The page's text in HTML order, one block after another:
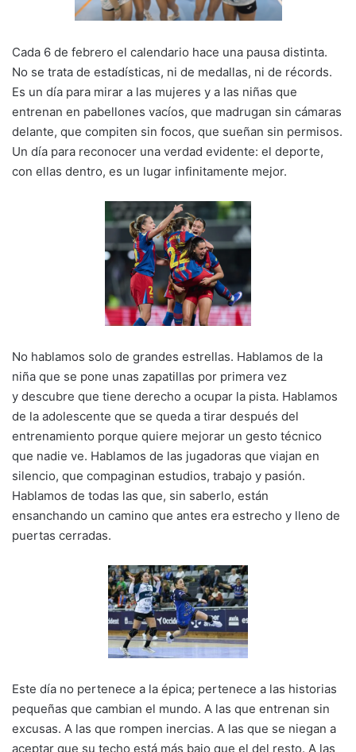
k
Cada 6 de febrero el calendario hace una pausa distinta.
No se trata de estadísticas, ni de medallas, ni de récords.
Es un día para mirar a las mujeres y a las niñas que
entrenan en pabellones vacíos, que madrugan sin cámaras
delante, que compiten sin focos, que sueñan sin permisos.
Un día para reconocer una verdad evidente: el deporte,
con ellas dentro, es un lugar infinitamente mejor.
No hablamos solo de grandes estrellas. Hablamos de la
niña que se pone unas zapatillas por primera vez
y descubre que tiene derecho a ocupar la pista. Hablamos
de la adolescente que se queda a tirar después del
entrenamiento porque quiere mejorar un gesto técnico
que nadie ve. Hablamos de las jugadoras que viajan en
silencio, que compaginan estudios, trabajo y pasión.
Hablamos de todas las que, sin saberlo, están
ensanchando un camino que antes era estrecho y lleno de
puertas cerradas.
Este día no pertenece a la épica; pertenece a las historias
pequeñas que cambian el mundo. A las que entrenan sin
excusas. A las que rompen inercias. A las que se niegan a
aceptar que su techo está más bajo que el del resto. A las